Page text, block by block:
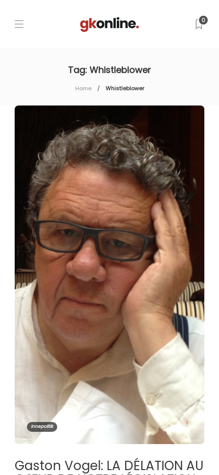
0
Tag: Whistleblower
Home Whistleblower
Innepolitik
Gaston Vogel: LA DÉLATION AU